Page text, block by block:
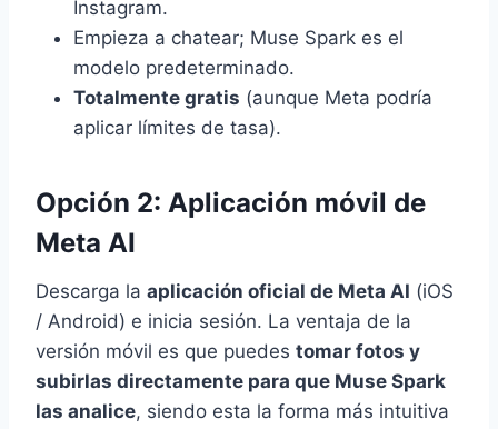
Instagram.
Empieza a chatear; Muse Spark es el
modelo predeterminado.
Totalmente gratis (aunque Meta podría
aplicar límites de tasa).
Opción 2: Aplicación móvil de
Meta AI
Descarga la aplicación oficial de Meta AI (iOS
/ Android) e inicia sesión. La ventaja de la
versión móvil es que puedes tomar fotos y
subirlas directamente para que Muse Spark
las analice, siendo esta la forma más intuitiva